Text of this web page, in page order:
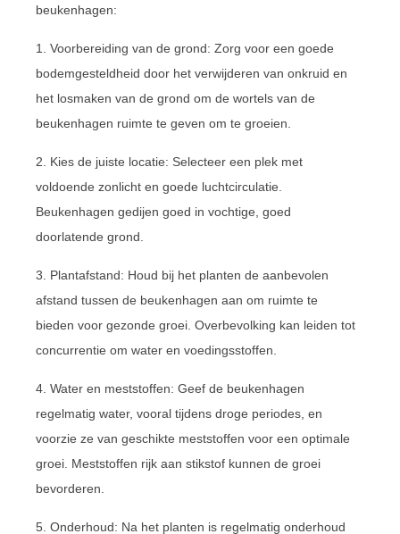
beukenhagen:
1. Voorbereiding van de grond: Zorg voor een goede
bodemgesteldheid door het verwijderen van onkruid en
het losmaken van de grond om de wortels van de
beukenhagen ruimte te geven om te groeien.
2. Kies de juiste locatie: Selecteer een plek met
voldoende zonlicht en goede luchtcirculatie.
Beukenhagen gedijen goed in vochtige, goed
doorlatende grond.
3. Plantafstand: Houd bij het planten de aanbevolen
afstand tussen de beukenhagen aan om ruimte te
bieden voor gezonde groei. Overbevolking kan leiden tot
concurrentie om water en voedingsstoffen.
4. Water en meststoffen: Geef de beukenhagen
regelmatig water, vooral tijdens droge periodes, en
voorzie ze van geschikte meststoffen voor een optimale
groei. Meststoffen rijk aan stikstof kunnen de groei
bevorderen.
5. Onderhoud: Na het planten is regelmatig onderhoud